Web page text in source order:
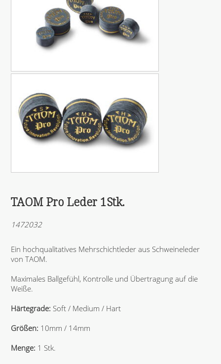
TAOM Pro Leder 1Stk.
1472032
Ein hochqualitatives Mehrschichtleder aus Schweineleder
von TAOM.
Maximales Ballgefühl, Kontrolle und Übertragung auf die
Weiße.
Härtegrade: Soft / Medium / Hart
Größen: 10mm / 14mm
Menge: 1 Stk.